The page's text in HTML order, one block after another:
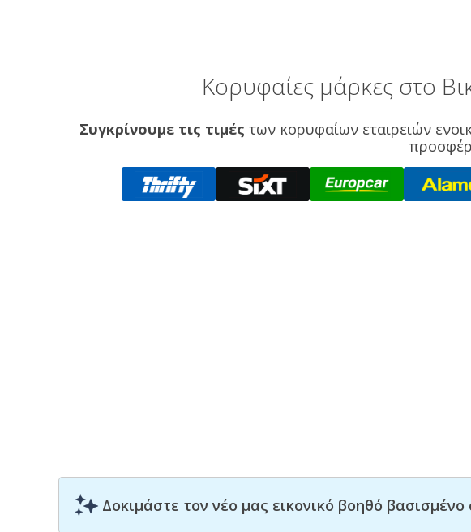
Κορυφαίες μάρκες στο
Συγκρίνουμε τις τιμές των κορυφαίων εταιρειών
Δοκιμάστε τον νέο μας εικονικό βοηθό